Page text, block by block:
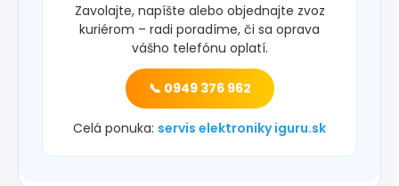
Zavolajte, napíšte alebo objednajte zvoz
kuriérom – radi poradíme, či sa oprava
vášho telefónu oplatí.
📞 0949 376 962
Celá ponuka: servis elektroniky iguru.sk